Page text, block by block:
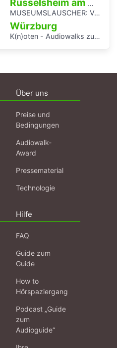
Rüsselsheim am Main
MUSEUMSLAUSCHER: Vom Amboss zum Fließband. Führung für Kinder und Jugendliche
Würzburg
K(n)oten - Audiowalks zu den Wasserflüssen der Stadt
Über uns
Preise und
Bedingungen
Audiowalk-
Award
Pressematerial
Technologie
Hilfe
FAQ
Guide zum
Guide
How to
Hörspaziergang
Podcast „Guide
zum
Audioguide“